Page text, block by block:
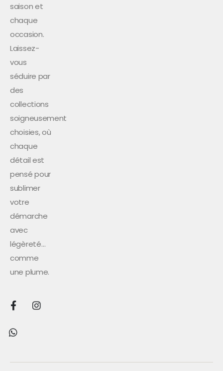
saison et
chaque
occasion.
Laissez-
vous
séduire par
des
collections
soigneusement
choisies, où
chaque
détail est
pensé pour
sublimer
votre
démarche
avec
légèreté…
comme
une plume.